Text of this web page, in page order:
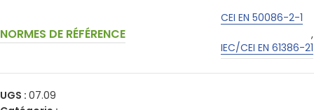
NORMES DE RÉFÉRENCE
CEI EN 50086-2-1
,
IEC/CEI EN 61386-21
UGS : 07.09